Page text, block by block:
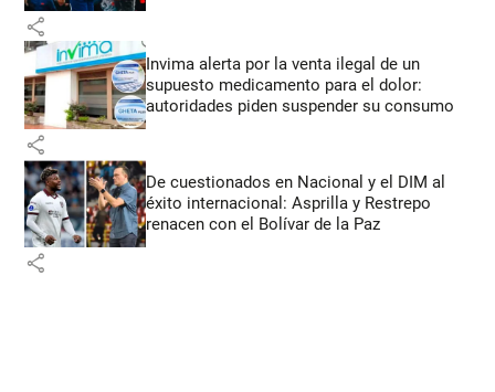
share
Invima alerta por la venta ilegal de un
supuesto medicamento para el dolor:
autoridades piden suspender su consumo
share
De cuestionados en Nacional y el DIM al
éxito internacional: Asprilla y Restrepo
renacen con el Bolívar de la Paz
share